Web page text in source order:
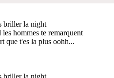
briller la night
hommes te remarquent
que t'es la plus oohh...
briller la night